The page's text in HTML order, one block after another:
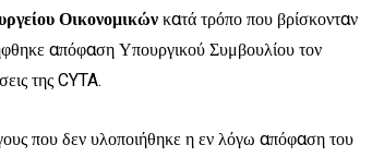
Οικονομικώνκατά τρόπο που βρίσκονταν
απόφαση Υπουργικού Συμβουλίου τον
της CYTA.
που δεν υλοποιήθηκε η εν λόγω απόφαση του